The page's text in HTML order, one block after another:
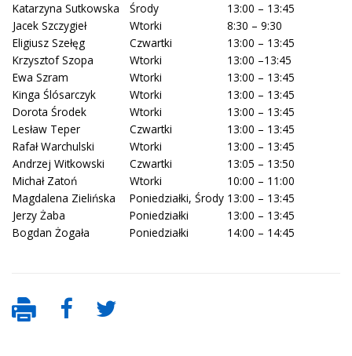
Katarzyna Sutkowska
Środy
13:00 – 13:45
Jacek Szczygieł
Wtorki
8:30 – 9:30
Eligiusz Szełęg
Czwartki
13:00 – 13:45
Krzysztof Szopa
Wtorki
13:00 –13:45
Ewa Szram
Wtorki
13:00 – 13:45
Kinga Ślósarczyk
Wtorki
13:00 – 13:45
Dorota Środek
Wtorki
13:00 – 13:45
Lesław Teper
Czwartki
13:00 – 13:45
Rafał Warchulski
Wtorki
13:00 – 13:45
Andrzej Witkowski
Czwartki
13:05 – 13:50
Michał Zatoń
Wtorki
10:00 – 11:00
Magdalena Zielińska
Poniedziałki, Środy 13:00 – 13:45
Jerzy Żaba
Poniedziałki
13:00 – 13:45
Bogdan Żogała
Poniedziałki 14:00 – 14:45